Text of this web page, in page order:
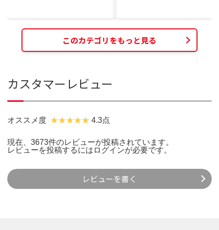
このカテゴリをもっと見る
カスタマーレビュー
オススメ度 4.3点
現在、3673件のレビューが投稿されています。
レビューを投稿するには ログインが必要です。
レビューを書く